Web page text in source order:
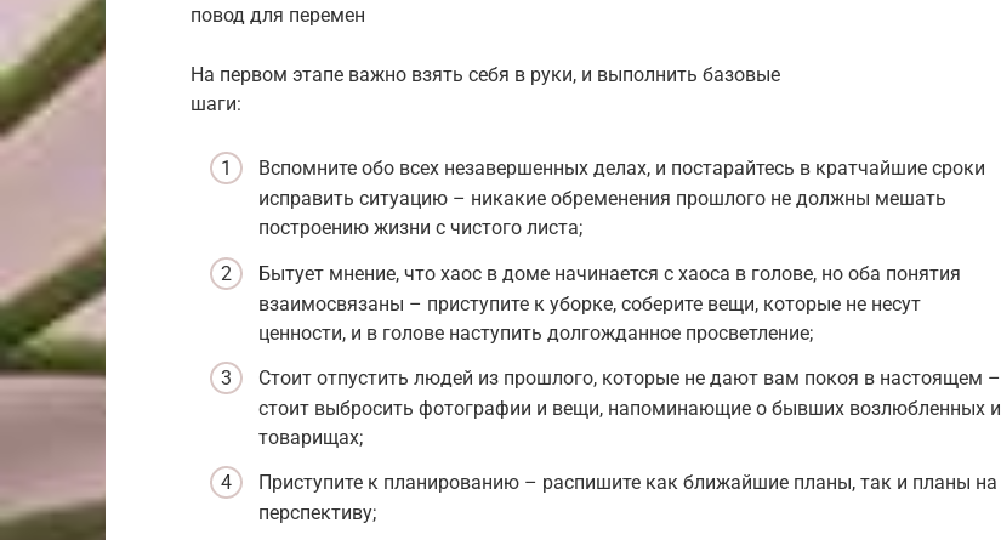
повод для перемен
На первом этапе важно взять себя в руки, и выполнить базовые
шаги:
Вспомните обо всех незавершенных делах, и постарайтесь в кратчайшие сроки
исправить ситуацию – никакие обременения прошлого не должны мешать
построению жизни с чистого листа;
Бытует мнение, что хаос в доме начинается с хаоса в голове, но оба понятия
взаимосвязаны – приступите к уборке, соберите вещи, которые не несут
ценности, и в голове наступить долгожданное просветление;
Стоит отпустить людей из прошлого, которые не дают вам покоя в настоящем –
стоит выбросить фотографии и вещи, напоминающие о бывших возлюбленных и
товарищах;
Приступите к планированию – распишите как ближайшие планы, так и планы на
перспективу;